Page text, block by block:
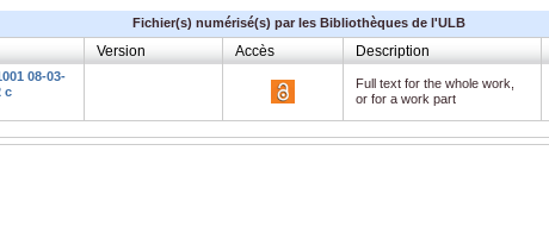
Fichier(s) numérisé(s) par les Bibliothèques de l'ULB
Version Accès Description
08-03-
c
Full text for the whole work,
or for a work part